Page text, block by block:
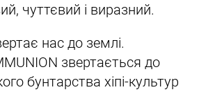
чуттєвий і виразний.
нас до землі.
звертається до
бунтарства хіпі-культур